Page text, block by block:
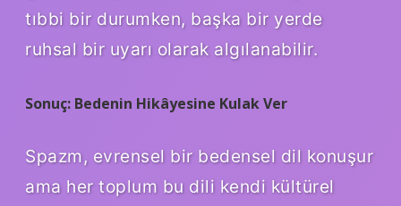
tıbbi bir durumken, başka bir yerde
ruhsal bir uyarı olarak algılanabilir.
Sonuç: Bedenin Hikâyesine Kulak Ver
Spazm, evrensel bir bedensel dil konuşur
ama her toplum bu dili kendi kültürel